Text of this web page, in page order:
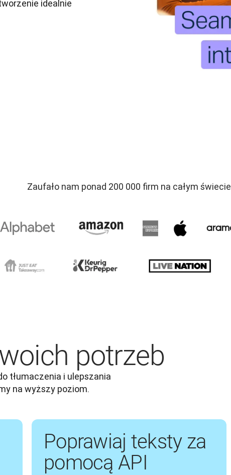
idealnie
Zaufało nam ponad 200 000 firm na całym świecie
potrzeb
tłumaczenia i ulepszania
na wyższy poziom.
Poprawiaj teksty za
pomocą API